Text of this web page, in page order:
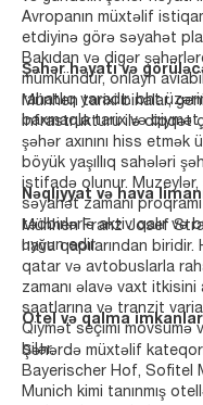
Avropanın müxtəlif
etdiyinə görə səyahət
Bakıdan və digər
mümkündür, onlayn
rahatlıq yaradır. bht
baxmaqla tarix və qiymət
Şəhər həyatı və
Münhen tarixi binalar,
infrastrukturu ilə diqqət
şəhər axınını hiss etmək
böyük yaşıllıq sahələri
istifadə olunur.
səyahət zamanı
tədbirlərlə aktiv qalır və
uyğun edir.
Nəqliyyat və hava
Münhen Franz Josef
hava qapılarından biridir.
qatar və avtobuslarla
zamanı əlavə vaxt
saatlarına və tranzit
Qiymət seçimi mövsümə
bilər.
Otel və qalma
Şəhərdə müxtəlif
Bayerischer Hof, Sofitel
Munich kimi tanınmış